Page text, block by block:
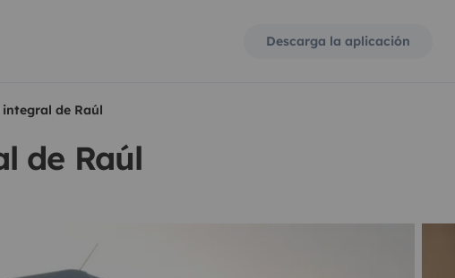
Descarga la aplicación
de Raúl
de Raúl